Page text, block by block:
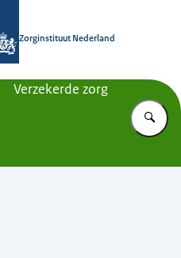
Zorginstituut Nederland
Verzekerde zorg